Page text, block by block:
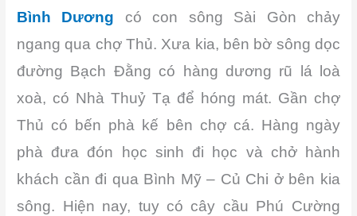
Bình Dương
có con sông Sài Gòn chảy
ngang qua chợ Thủ. Xưa kia, bên bờ sông dọc
đường Bạch Đằng có hàng dương rũ lá loà
xoà, có Nhà Thuỷ Tạ để hóng mát. Gần chợ
Thủ có bến phà kế bên chợ cá. Hàng ngày
phà đưa đón học sinh đi học và chở hành
khách cần đi qua Bình Mỹ – Củ Chi ở bên kia
sông. Hiện nay, tuy có cây cầu Phú Cường